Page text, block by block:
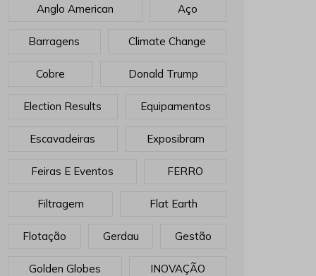
Anglo American Aço
Barragens Climate Change
Cobre Donald Trump
Election Results Equipamentos
Escavadeiras Exposibram
Feiras E Eventos FERRO
Filtragem Flat Earth
Flotação Gerdau Gestão
Golden Globes INOVAÇÃO